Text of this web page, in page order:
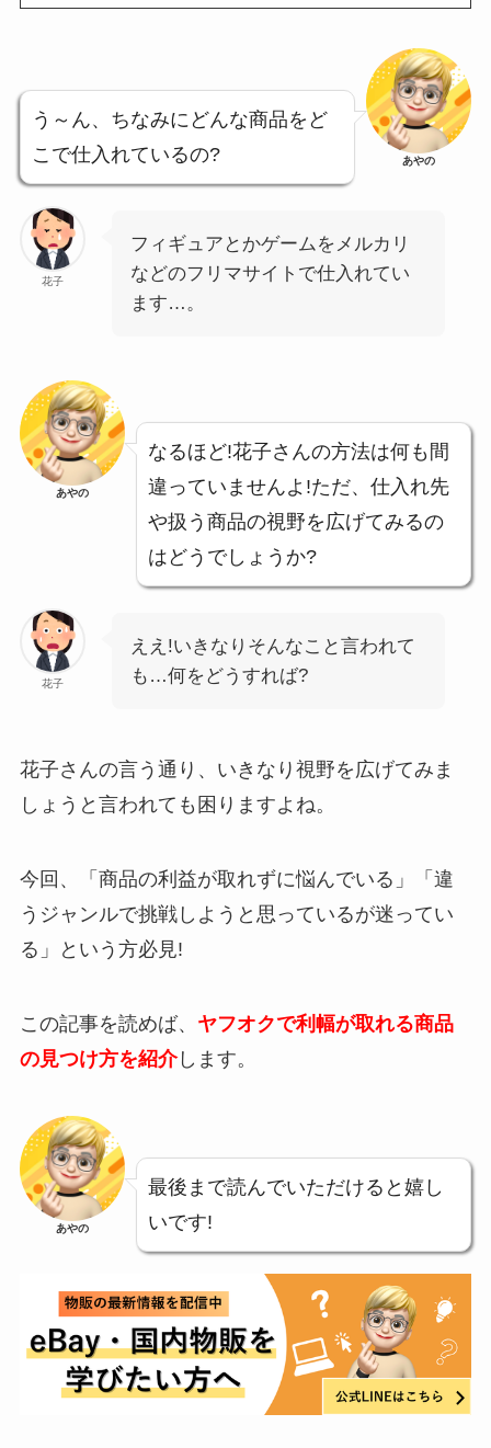
う～ん、ちなみにどんな商品をど
こで仕入れているの?
あやの
花子
フィギュアとかゲームをメルカリ
などのフリマサイトで仕入れてい
ます…。
あやの
なるほど!花子さんの方法は何も間
違っていませんよ!ただ、仕入れ先
や扱う商品の視野を広げてみるの
はどうでしょうか?
花子
ええ!いきなりそんなこと言われて
も…何をどうすれば?
花子さんの言う通り、いきなり視野を広げてみま
しょうと言われても困りますよね。
今回、「商品の利益が取れずに悩んでいる」「違
うジャンルで挑戦しようと思っているが迷ってい
る」という方必見!
この記事を読めば、 ヤフオクで利幅が取れる商品
の見つけ方を紹介します。
あやの
最後まで読んでいただけると嬉し
いです!